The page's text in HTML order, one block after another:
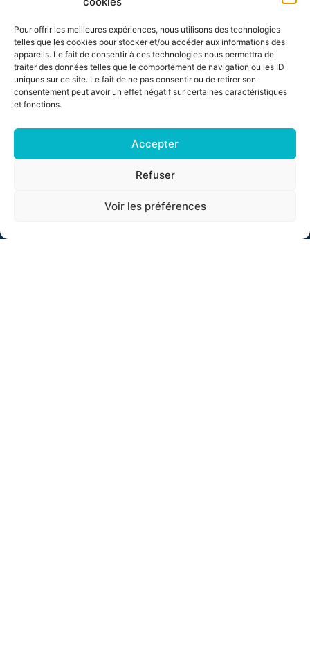
Pour offrir les meilleures expériences, nous utilisons des technologies
telles que les cookies pour stocker et/ou accéder aux informations des
appareils. Le fait de consentir à ces technologies nous permettra de
traiter des données telles que le comportement de navigation ou les ID
uniques sur ce site. Le fait de ne pas consentir ou de retirer son
consentement peut avoir un effet négatif sur certaines caractéristiques
et fonctions.
Accepter
Refuser
Voir les préférences
Informations
Trajets
Inscription
Partenaires
Ambassadeur
Bénévoles